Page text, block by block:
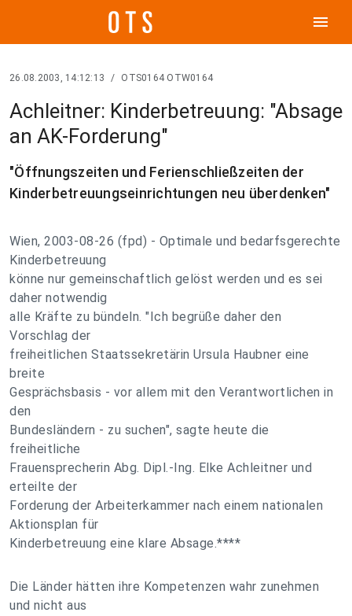
menu
26.08.2003, 14:12:13 / OTS0164 OTW0164
Achleitner: Kinderbetreuung: "Absage
an AK-Forderung"
"Öffnungszeiten und Ferienschließzeiten der
Kinderbetreuungseinrichtungen neu überdenken"
Wien, 2003-08-26 (fpd) - Optimale und bedarfsgerechte
Kinderbetreuung
könne nur gemeinschaftlich gelöst werden und es sei
daher notwendig
alle Kräfte zu bündeln. "Ich begrüße daher den
Vorschlag der
freiheitlichen Staatssekretärin Ursula Haubner eine
breite
Gesprächsbasis - vor allem mit den Verantwortlichen in
den
Bundesländern - zu suchen", sagte heute die
freiheitliche
Frauensprecherin Abg. Dipl.-Ing. Elke Achleitner und
erteilte der
Forderung der Arbeiterkammer nach einem nationalen
Aktionsplan für
Kinderbetreuung eine klare Absage.****
Die Länder hätten ihre Kompetenzen wahr zunehmen
und nicht aus